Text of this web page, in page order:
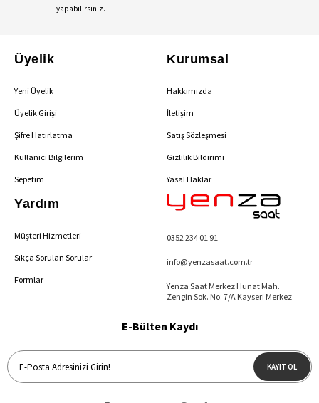
yapabilirsiniz.
Üyelik
Yeni Üyelik
Üyelik Girişi
Şifre Hatırlatma
Kullanıcı Bilgilerim
Sepetim
Kurumsal
Hakkımızda
İletişim
Satış Sözleşmesi
Gizlilik Bildirimi
Yasal Haklar
Yardım
Müşteri Hizmetleri
Sıkça Sorulan Sorular
Formlar
0352 234 01 91
info@yenzasaat.com.tr
Yenza Saat Merkez Hunat Mah.
Zengin Sok. No: 7/A Kayseri Merkez
E-Bülten Kaydı
KAYIT OL